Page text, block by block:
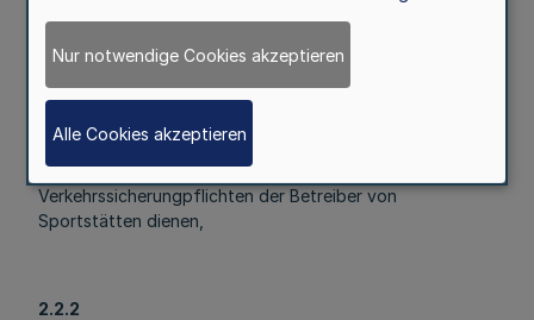
2.2.1
die ausschließlich der Erfüllung von
Verkehrssicherungpflichten der Betreiber von
Sportstätten dienen,
2.2.2
Nur notwendige Cookies akzeptieren
Alle Cookies akzeptieren